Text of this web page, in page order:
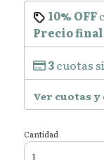
10% OFF
Precio
3cuotas
Ver cuotas y
Cantidad